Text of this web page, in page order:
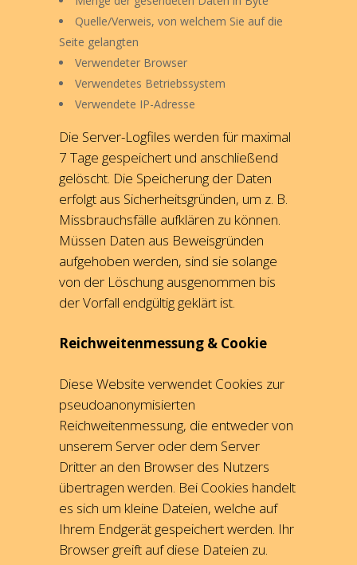
Quelle/Verweis, von welchem Sie auf die
Seite gelangten
Verwendeter Browser
Verwendetes Betriebssystem
Verwendete IP-Adresse
Die Server-Logfiles werden für maximal
7 Tage gespeichert und anschließend
gelöscht. Die Speicherung der Daten
erfolgt aus Sicherheitsgründen, um z. B.
Missbrauchsfälle aufklären zu können.
Müssen Daten aus Beweisgründen
aufgehoben werden, sind sie solange
von der Löschung ausgenommen bis
der Vorfall endgültig geklärt ist.
Reichweitenmessung & Cookie
Diese Website verwendet Cookies zur
pseudoanonymisierten
Reichweitenmessung, die entweder von
unserem Server oder dem Server
Dritter an den Browser des Nutzers
übertragen werden. Bei Cookies handelt
es sich um kleine Dateien, welche auf
Ihrem Endgerät gespeichert werden. Ihr
Browser greift auf diese Dateien zu.